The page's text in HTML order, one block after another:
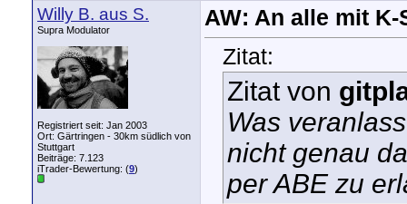
Willy B. aus S.
Supra Modulator
Registriert seit: Jan 2003
Ort: Gärtringen - 30km südlich von
Stuttgart
Beiträge: 7.123
iTrader-Bewertung: (9)
AW: An alle mit
Zitat:
Zitat von
Was
nicht genau
per ABE zu